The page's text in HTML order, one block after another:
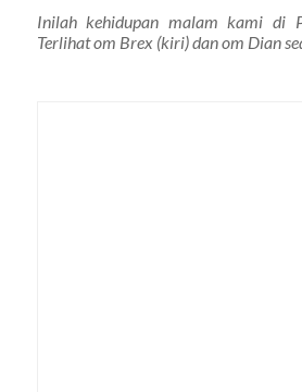
Inilah kehidupan malam kami di
Terlihat om Brex (kiri) dan om Dian